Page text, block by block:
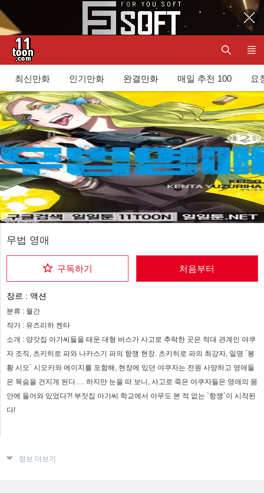
최신만화 인기만화 완결만화 매일 추천 100 요
무법 영애
구독하기 처음부터
장르 : 액션
분류 : 월간
작가 : 유즈리하 켄타
소개 : 양갓집 아가씨들을 태운 대형 버스가 사고로 추락한 곳은 적대 관계인 야쿠
자 조직, 츠키히로 파와 나카스기 파의 항쟁 현장. 츠키히로 파의 최강자, 일명 `봉
황 시오` 시오카와 에이지를 포함해, 현장에 있던 야쿠자는 전원 사망하고 영애들
은 목숨을 건지게 된다…. 하지만 눈을 떠 보니, 사고로 죽은 야쿠자들은 영애의 몸
안에 들어와 있었다?! 부잣집 아가씨 학교에서 아무도 본 적 없는 `항쟁`이 시작된
다!
정보 더보기